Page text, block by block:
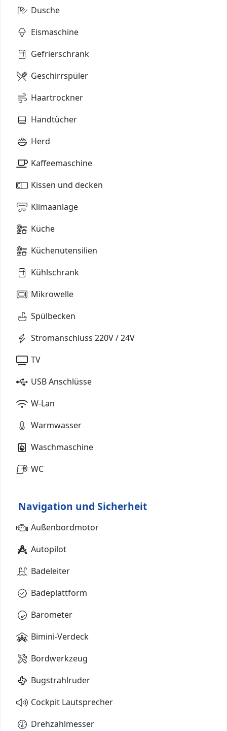
Dusche
Eismaschine
Gefrierschrank
Geschirrspüler
Haartrockner
Handtücher
Herd
Kaffeemaschine
Kissen und decken
Klimaanlage
Küche
Küchenutensilien
Kühlschrank
Mikrowelle
Spülbecken
Stromanschluss 220V / 24V
TV
USB Anschlüsse
W-Lan
Warmwasser
Waschmaschine
WC
Navigation und Sicherheit
Außenbordmotor
Autopilot
Badeleiter
Badeplattform
Barometer
Bimini-Verdeck
Bordwerkzeug
Bugstrahlruder
Cockpit Lautsprecher
Drehzahlmesser